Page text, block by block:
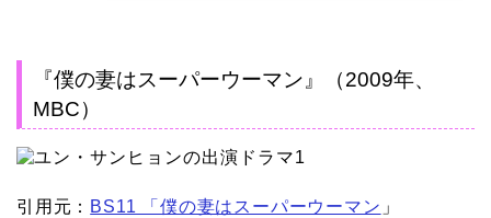
『僕の妻はスーパーウーマン』（2009年、
MBC）
引用元： BS11 「僕の妻はスーパーウーマン 」